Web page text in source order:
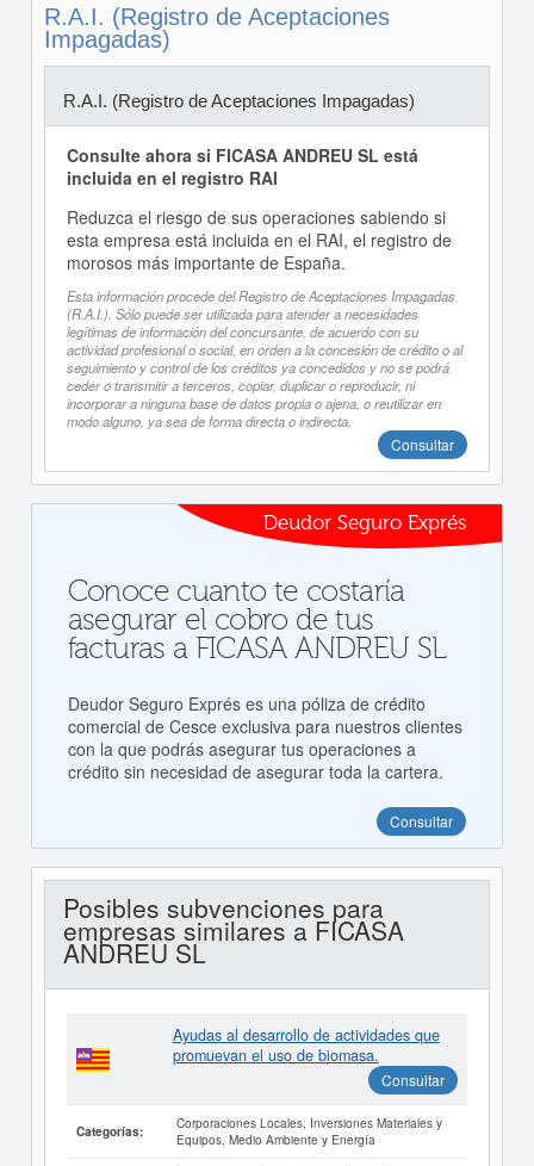
R.A.I. (Registro de Aceptaciones
Impagadas)
R.A.I. (Registro de Aceptaciones Impagadas)
Consulte ahora si FICASA ANDREU SL está
incluida en el registro RAI
Reduzca el riesgo de sus operaciones sabiendo si
esta empresa está incluida en el RAI, el registro de
morosos más importante de España.
Esta información procede del Registro de Aceptaciones Impagadas
(R.A.I.). Sólo puede ser utilizada para atender a necesidades
legítimas de información del concursante, de acuerdo con su
actividad profesional o social, en orden a la concesión de crédito o al
seguimiento y control de los créditos ya concedidos y no se podrá
ceder o transmitir a terceros, copiar, duplicar o reproducir, ni
incorporar a ninguna base de datos propia o ajena, o reutilizar en
modo alguno, ya sea de forma directa o indirecta.
Consultar
Deudor Seguro Exprés
Conoce cuanto te costaría
asegurar el cobro de tus
facturas a FICASA ANDREU SL
Deudor Seguro Exprés es una póliza de crédito
comercial de Cesce exclusiva para nuestros clientes
con la que podrás asegurar tus operaciones a
crédito sin necesidad de asegurar toda la cartera.
Consultar
Posibles subvenciones para
empresas similares a FICASA
ANDREU SL
Ayudas al desarrollo de actividades que
promuevan el uso de biomasa.
Consultar
Categorías:
Corporaciones Locales, Inversiones Materiales y
Equipos, Medio Ambiente y Energía